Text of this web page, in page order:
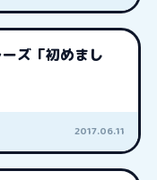
ズ「初めまし
2017.06.11